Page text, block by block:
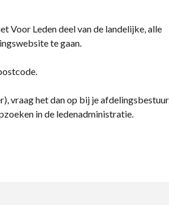
Voor Leden deel van de landelijke, alle
te gaan.
vraag het dan op bij je
in de ledenadministratie.